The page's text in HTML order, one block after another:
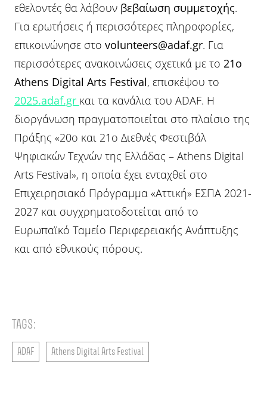
TAGS:
ADAF Athens Digital Arts Festival
εθελοντές θα λάβουν βεβαίωση συμμετοχής.
Για ερωτήσεις ή περισσότερες πληροφορίες,
επικοινώνησε στο volunteers@adaf.gr. Για
περισσότερες ανακοινώσεις σχετικά με το 21ο
Athens Digital Arts Festival, επισκέψου το
2025.adaf.gr και τα κανάλια του ADAF. Η
διοργάνωση πραγματοποιείται στο πλαίσιο της
Πράξης «20o και 21ο Διεθνές Φεστιβάλ
Ψηφιακών Τεχνών της Ελλάδας – Athens Digital
Arts Festival», η οποία έχει ενταχθεί στο
Επιχειρησιακό Πρόγραμμα «Αττική» ΕΣΠΑ 2021-
2027 και συγχρηματοδοτείται από το
Ευρωπαϊκό Ταμείο Περιφερειακής Ανάπτυξης
και από εθνικούς πόρους.